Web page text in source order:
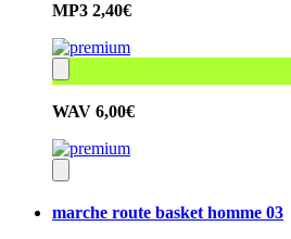
MP3 2,40€
WAV 6,00€
marche route basket homme 03